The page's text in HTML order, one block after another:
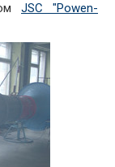
JSC "Powen-